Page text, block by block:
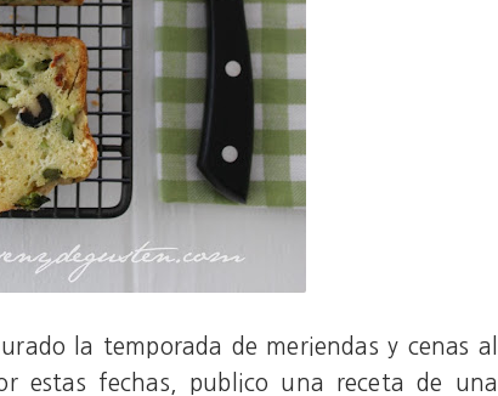
la temporada de meriendas y cenas al
estas fechas, publico una receta de una